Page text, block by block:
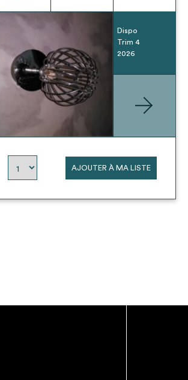
Dispo
Trim 4
2026
AJOUTER À MA LISTE